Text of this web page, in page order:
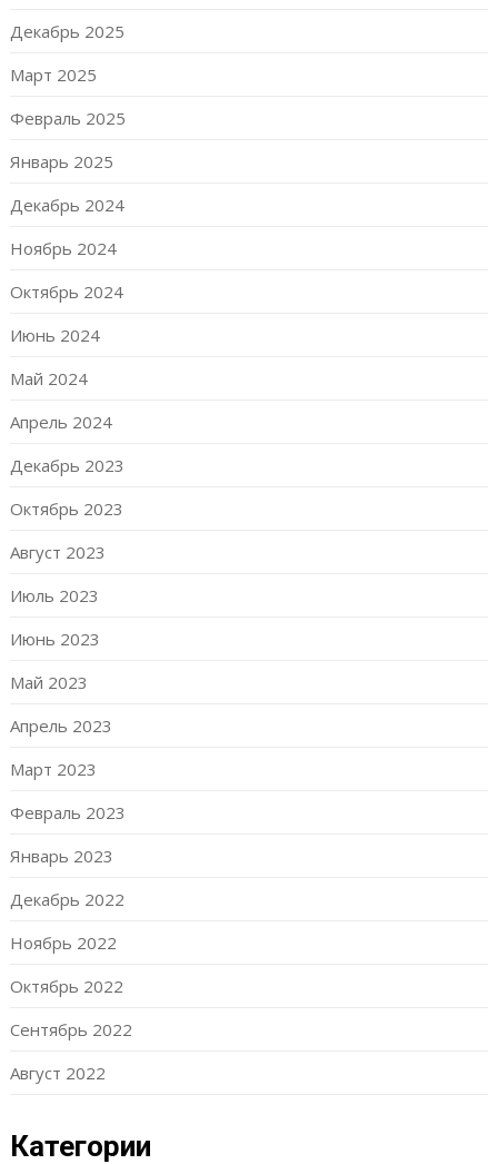
Декабрь 2025
Март 2025
Февраль 2025
Январь 2025
Декабрь 2024
Ноябрь 2024
Октябрь 2024
Июнь 2024
Май 2024
Апрель 2024
Декабрь 2023
Октябрь 2023
Август 2023
Июль 2023
Июнь 2023
Май 2023
Апрель 2023
Март 2023
Февраль 2023
Январь 2023
Декабрь 2022
Ноябрь 2022
Октябрь 2022
Сентябрь 2022
Август 2022
Категории